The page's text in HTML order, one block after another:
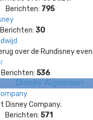
Berichten: 795
30
over de Rundisney
536
Disney Algemeen
Disney Company.
571